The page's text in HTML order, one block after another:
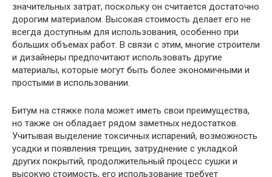
значительных затрат, поскольку он считается достаточно
дорогим материалом. Высокая стоимость делает его не
всегда доступным для использования, особенно при
больших объемах работ. В связи с этим, многие строители
и дизайнеры предпочитают использовать другие
материалы, которые могут быть более экономичными и
простыми в использовании.
Битум на стяжке пола может иметь свои преимущества,
но также он обладает рядом заметных недостатков.
Учитывая выделение токсичных испарений, возможность
усадки и появления трещин, затруднение с укладкой
других покрытий, продолжительный процесс сушки и
высокую стоимость, его использование требует